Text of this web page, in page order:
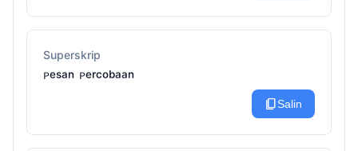
Superskrip
ᴾᵉˢᵃⁿ ᴾᵉʳᶜᵒᵇᵃᵃⁿ
content_copySalin